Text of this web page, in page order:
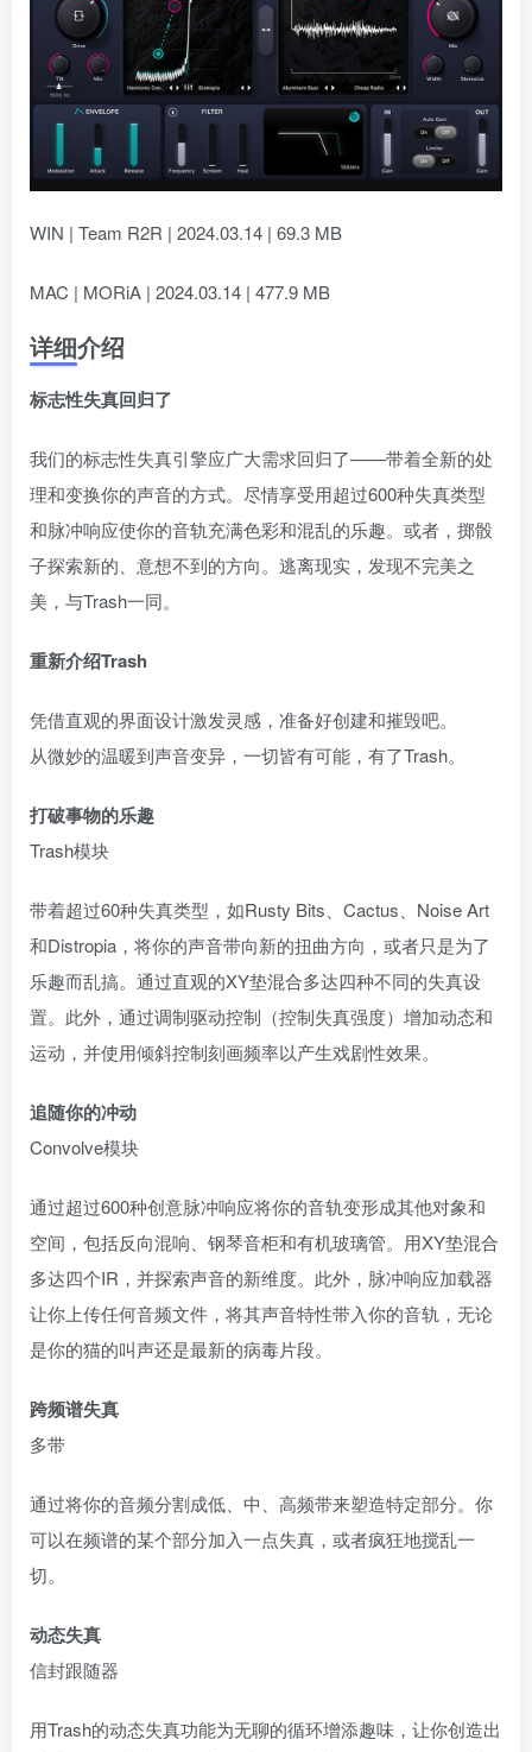
WIN | Team R2R | 2024.03.14 | 69.3 MB
MAC | MORiA | 2024.03.14 | 477.9 MB
详细介绍
标志性失真回归了
我们的标志性失真引擎应广大需求回归了——带着全新的处
理和变换你的声音的方式。尽情享受用超过600种失真类型
和脉冲响应使你的音轨充满色彩和混乱的乐趣。或者，掷骰
子探索新的、意想不到的方向。逃离现实，发现不完美之
美，与Trash一同。
重新介绍Trash
凭借直观的界面设计激发灵感，准备好创建和摧毁吧。
从微妙的温暖到声音变异，一切皆有可能，有了Trash。
打破事物的乐趣
Trash模块
带着超过60种失真类型，如Rusty Bits、Cactus、Noise Art
和Distropia，将你的声音带向新的扭曲方向，或者只是为了
乐趣而乱搞。通过直观的XY垫混合多达四种不同的失真设
置。此外，通过调制驱动控制（控制失真强度）增加动态和
运动，并使用倾斜控制刻画频率以产生戏剧性效果。
追随你的冲动
Convolve模块
通过超过600种创意脉冲响应将你的音轨变形成其他对象和
空间，包括反向混响、钢琴音柜和有机玻璃管。用XY垫混合
多达四个IR，并探索声音的新维度。此外，脉冲响应加载器
让你上传任何音频文件，将其声音特性带入你的音轨，无论
是你的猫的叫声还是最新的病毒片段。
跨频谱失真
多带
通过将你的音频分割成低、中、高频带来塑造特定部分。你
可以在频谱的某个部分加入一点失真，或者疯狂地搅乱一
切。
动态失真
信封跟随器
用Trash的动态失真功能为无聊的循环增添趣味，让你创造出